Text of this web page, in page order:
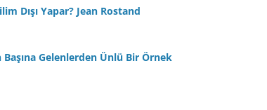
Dışı Yapar? Jean Rostand
Gelenlerden Ünlü Bir Örnek